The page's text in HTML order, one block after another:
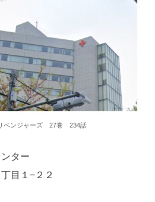
ベンジャーズ 27巻 234話
ター
目１−２２